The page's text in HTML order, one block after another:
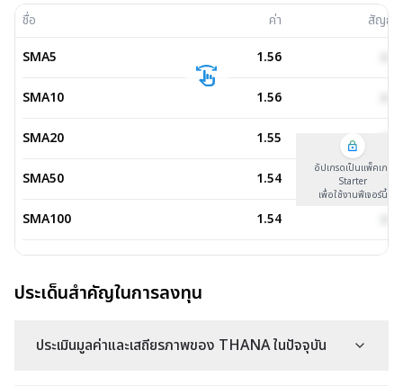
ชื่อ ค่า
สัญญ
SMA5
1.56
SMA10 1.56
SMA20 1.55
SMA50 1.54
SMA100 1.54
SMA200 1.38
EMA5
EMA9 1.56
อัปเกรดเป็นแพ็คเกจ
Starter
เพื่อใช้งานฟีเจอร์นี้
swipe
ประเด็นสำคัญในการลงทุน
ประเมินมูลค่าและเสถียรภาพของ THANA ในปัจจุบัน